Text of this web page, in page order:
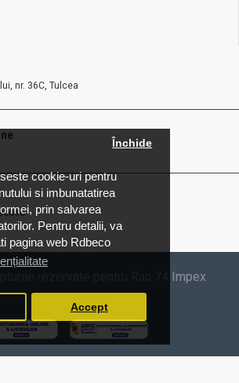
cookie-uri pentru
si imbunatatirea
prin salvarea
Pentru detalii, va
pagina web Rdbeco
Închide
Accept
nr. 36C, Tulcea
rezervate pentru Rac 74 Impex